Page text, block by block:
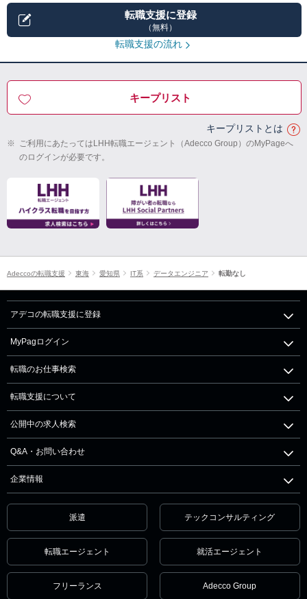
転職支援に登録
（無料）
転職支援の流れ
キープリスト
キープリストとは
※ ご利用にあたってはLHH転職エージェント（Adecco Group）のMyPageへ
のログインが必要です。
Adeccoの転職支援 東海 愛知県 IT系 データエンジニア 転勤なし
アデコの転職支援に登録
MyPagログイン
転職のお仕事検索
転職支援について
公開中の求人検索
Q&A・お問い合わせ
企業情報
派遣 テックコンサルティング
転職エージェント 就活エージェント
フリーランス Adecco Group